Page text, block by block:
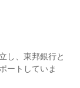
し、東邦銀行と
ートしていま